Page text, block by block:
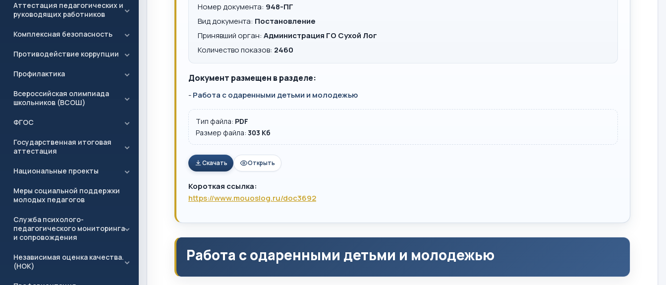
Аттестация педагогических и
руководящих работников
Комплексная безопасность
Противодействие коррупции
Профилактика
Всероссийская олимпиада
школьников (ВСОШ)
ФГОС
Государственная итоговая
аттестация
Национальные проекты
Меры социальной поддержки
молодых педагогов
Служба психолого-
педагогического мониторинга
и сопровождения
Независимая оценка качества.
(НОК)
Номер документа: 948-ПГ
Вид документа: Постановление
Принявший орган: Администрация ГО Сухой Лог
Количество показов: 2460
Документ размещен в разделе:
-Работа с одаренными детьми и молодежью
Тип файла: PDF
Размер файла: 303 Кб
Скачать Открыть
Короткая ссылка:
https://www.mouoslog.ru/doc3692
Работа с одаренными детьми и молодежью